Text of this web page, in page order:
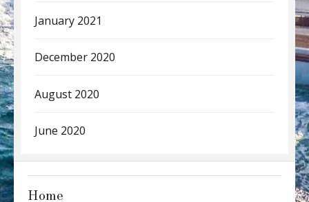
January 2021
December 2020
August 2020
June 2020
Home